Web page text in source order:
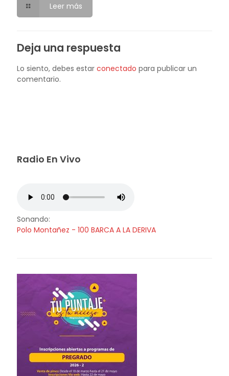
Leer más
Deja una respuesta
Lo siento, debes estar conectado para publicar un
comentario.
Radio En Vivo
Sonando:
Polo Montañez - 100 BARCA A LA DERIVA